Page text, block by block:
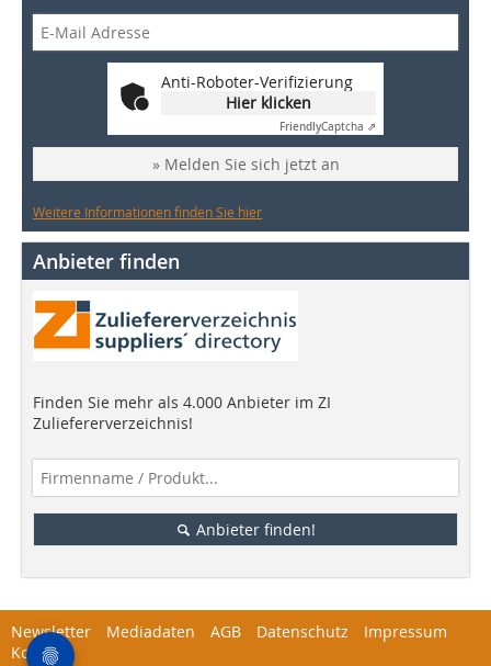
Anti-Roboter-Verifizierung
Hier klicken
FriendlyCaptcha ⇗
» Melden Sie sich jetzt an
Weitere Informationen finden Sie hier
Anbieter finden
Finden Sie mehr als 4.000 Anbieter im ZI
Zuliefererverzeichnis!
Anbieter finden!
Newsletter Mediadaten AGB Datenschutz
Impressum
Kontakt